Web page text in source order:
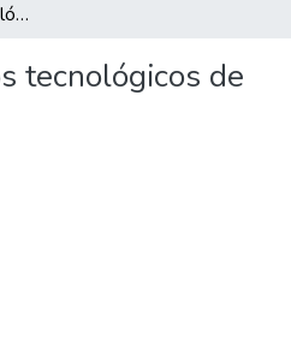
Los grandes retos tecnológicos de este siglo
tecnológicos de